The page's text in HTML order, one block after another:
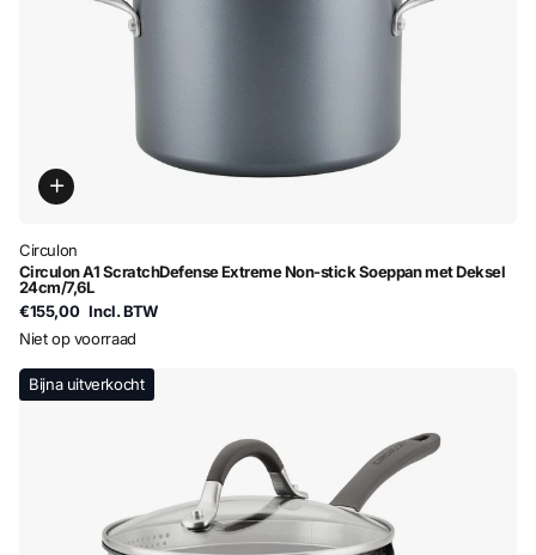
Circulon
Circulon A1 ScratchDefense Extreme Non-stick Soeppan met Deksel
24cm/7,6L
€155,00 Incl. BTW
Niet op voorraad
Bijna uitverkocht